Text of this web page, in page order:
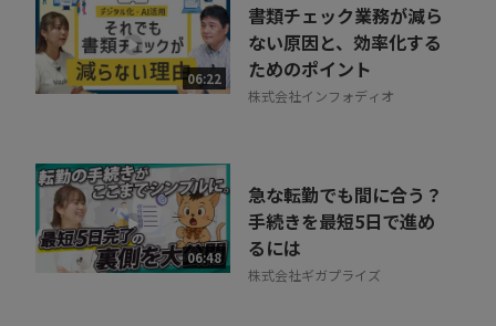
06:22
書類チェック業務が減ら
ない原因と、効率化する
ためのポイント
株式会社インフォディオ
06:48
急な転勤でも間に合う？
手続きを最短5日で進め
るには
株式会社ギガプライズ